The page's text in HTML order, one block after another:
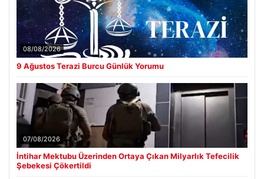
08/08/2026
9 Ağustos Terazi Burcu Günlük Yorumu
07/08/2026
İntihar Mektubu Üzerinden Ortaya Çıkan Milyarlık Tefecilik
Şebekesi Çökertildi